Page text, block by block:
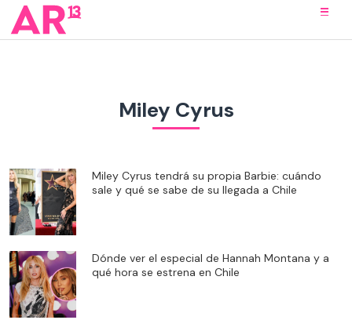
Miley Cyrus
Miley Cyrus tendrá su propia Barbie: cuándo
sale y qué se sabe de su llegada a Chile
Dónde ver el especial de Hannah Montana y a
qué hora se estrena en Chile